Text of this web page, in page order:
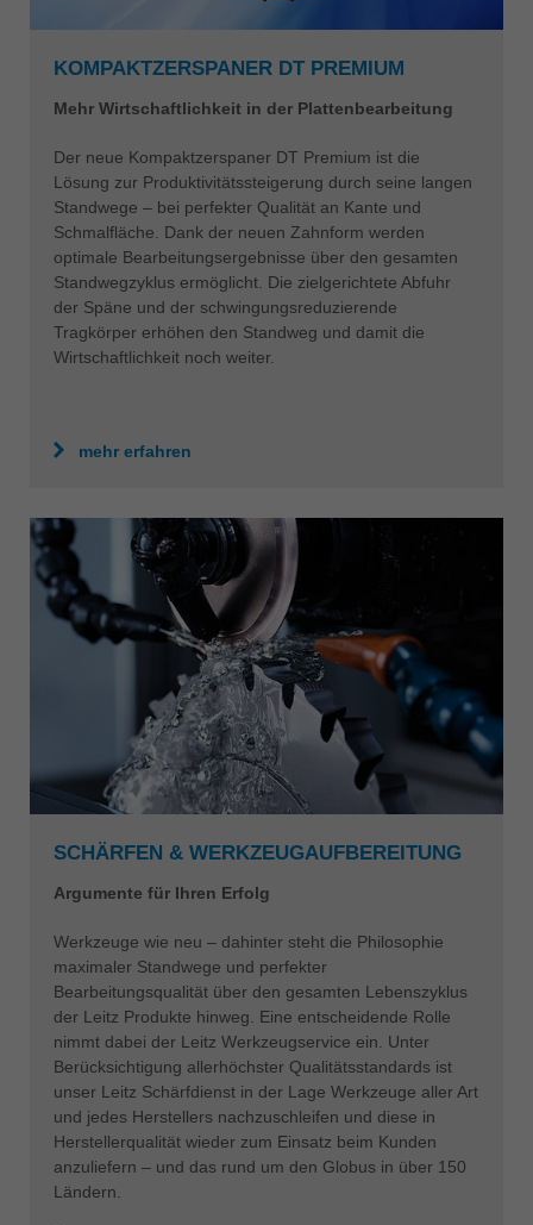
KOMPAKTZERSPANER DT PREMIUM
Mehr Wirtschaftlichkeit in der Plattenbearbeitung
Der neue Kompaktzerspaner DT Premium ist die
Lösung zur Produktivitätssteigerung durch seine langen
Standwege – bei perfekter Qualität an Kante und
Schmalfläche. Dank der neuen Zahnform werden
optimale Bearbeitungsergebnisse über den gesamten
Standwegzyklus ermöglicht. Die zielgerichtete Abfuhr
der Späne und der schwingungsreduzierende
Tragkörper erhöhen den Standweg und damit die
Wirtschaftlichkeit noch weiter.
mehr erfahren
SCHÄRFEN & WERKZEUGAUFBEREITUNG
Argumente für Ihren Erfolg
Werkzeuge wie neu – dahinter steht die Philosophie
maximaler Standwege und perfekter
Bearbeitungsqualität über den gesamten Lebenszyklus
der Leitz Produkte hinweg. Eine entscheidende Rolle
nimmt dabei der Leitz Werkzeugservice ein. Unter
Berücksichtigung allerhöchster Qualitätsstandards ist
unser Leitz Schärfdienst in der Lage Werkzeuge aller Art
und jedes Herstellers nachzuschleifen und diese in
Herstellerqualität wieder zum Einsatz beim Kunden
anzuliefern – und das rund um den Globus in über 150
Ländern.